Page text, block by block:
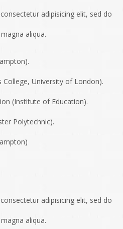
adipisicing elit, sed do
aliqua.
College, University of London).
(Institute of Education).
Polytechnic).
adipisicing elit, sed do
aliqua.